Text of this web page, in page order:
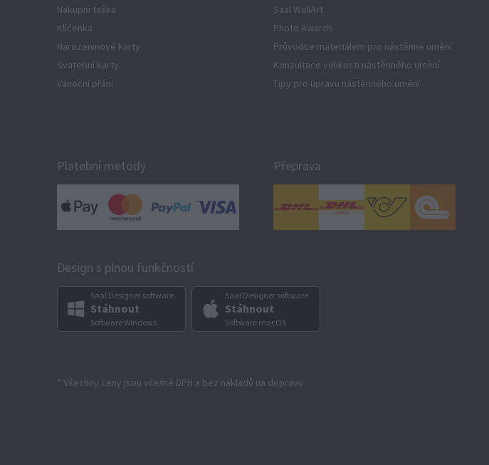
Nákupní taška
Klíčenka
Narozeninové karty
Svatební karty
Vánoční přání
Saal WallArt
Photo Awards
Průvodce materiálem pro nástěnné umění
Konzultace velikosti nástěnného umění
Tipy pro úpravu nástěnného umění
Platební metody Přeprava
Design s plnou funkčností
Saal Designer software
Stáhnout
Software Windows
Saal Designer software
Stáhnout
Software macOS
* Všechny ceny jsou včetně DPH a bez nákladů na dopravu